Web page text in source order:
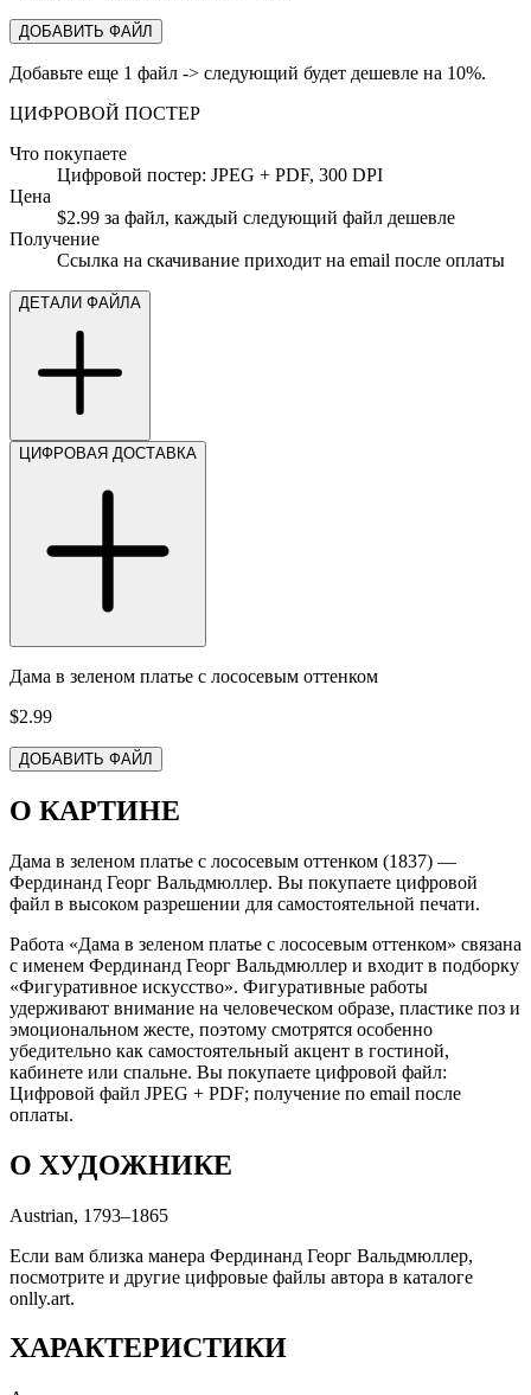
ДОБАВИТЬ ФАЙЛ
Добавьте еще 1 файл -> следующий будет дешевле на 10%.
ЦИФРОВОЙ ПОСТЕР
Что покупаете
Цифровой постер: JPEG + PDF, 300 DPI
Цена
$2.99 за файл, каждый следующий файл дешевле
Получение
Ссылка на скачивание приходит на email после оплаты
ДЕТАЛИ ФАЙЛА
ЦИФРОВАЯ ДОСТАВКА
Дама в зеленом платье с лососевым оттенком
$2.99
ДОБАВИТЬ ФАЙЛ
О КАРТИНЕ
Дама в зеленом платье с лососевым оттенком (1837) —
Фердинанд Георг Вальдмюллер. Вы покупаете цифровой
файл в высоком разрешении для самостоятельной печати.
Работа «Дама в зеленом платье с лососевым оттенком» связана
с именем Фердинанд Георг Вальдмюллер и входит в подборку
«Фигуративное искусство». Фигуративные работы
удерживают внимание на человеческом образе, пластике поз и
эмоциональном жесте, поэтому смотрятся особенно
убедительно как самостоятельный акцент в гостиной,
кабинете или спальне. Вы покупаете цифровой файл:
Цифровой файл JPEG + PDF; получение по email после
оплаты.
О ХУДОЖНИКЕ
Austrian, 1793–1865
Если вам близка манера Фердинанд Георг Вальдмюллер,
посмотрите и другие цифровые файлы автора в каталоге
onlly.art.
ХАРАКТЕРИСТИКИ